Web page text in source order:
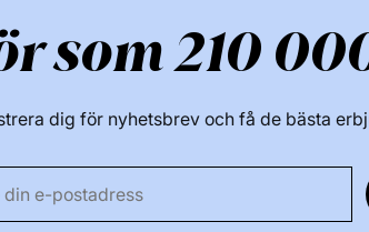
som 210
dig för nyhetsbrev och få de bästa